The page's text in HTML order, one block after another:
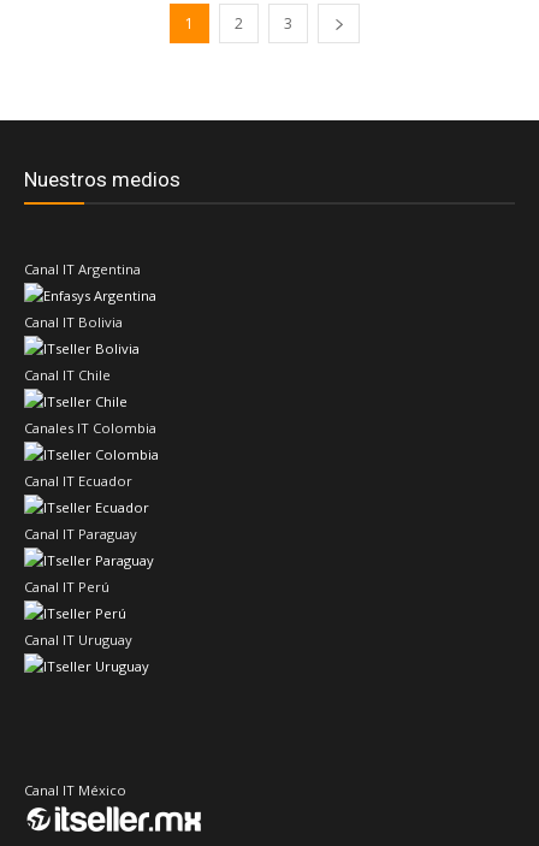
1 2 3
Nuestros medios
Canal IT Argentina
Canal IT Bolivia
Canal IT Chile
Canales IT Colombia
Canal IT Ecuador
Canal IT Paraguay
Canal IT Perú
Canal IT Uruguay
Canal IT México